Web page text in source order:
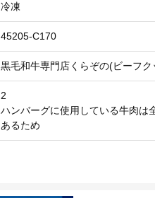
冷凍
45205-C170
黒毛和牛専門店くらぞの(ビーフク
2
ハンバーグに使用している牛肉は
あるため